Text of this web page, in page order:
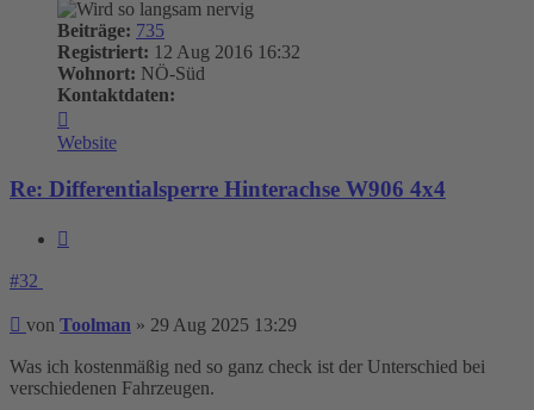
Beiträge: 735
Registriert: 12 Aug 2016 16:32
Wohnort: NÖ-Süd
Kontaktdaten:
von
Toolman
Website
Re: Differentialsperre Hinterachse W906 4x4
#32
Beitrag
von Toolman » 29 Aug 2025 13:29
Was ich kostenmäßig ned so ganz check ist der Unterschied bei
verschiedenen Fahrzeugen.